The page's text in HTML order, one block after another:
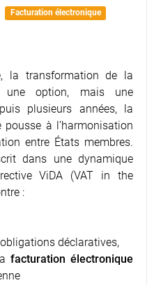
Facturation électronique
la transformation de la
une option, mais une
plusieurs années, la
pousse à l’harmonisation
entre États membres.
dans une dynamique
ViDA (VAT in the
:
déclaratives,
facturation électronique